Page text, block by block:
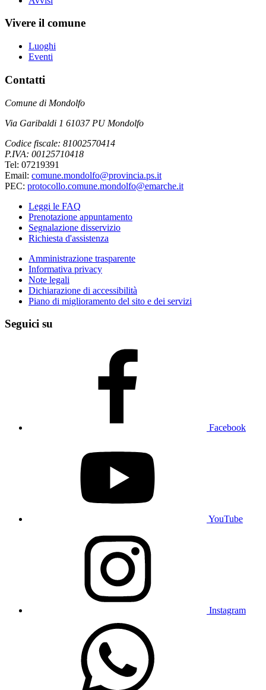
Vivere il comune
Luoghi
Eventi
Contatti
Comune di Mondolfo
Via Garibaldi 1 61037 PU Mondolfo
Codice fiscale: 81002570414
P.IVA: 00125710418
Tel: 07219391
Email: comune.mondolfo@provincia.ps.it
PEC: protocollo.comune.mondolfo@emarche.it
Leggi le FAQ
Prenotazione appuntamento
Segnalazione disservizio
Richiesta d'assistenza
Amministrazione trasparente
Informativa privacy
Note legali
Dichiarazione di accessibilità
Piano di miglioramento del sito e dei servizi
Seguici su
Facebook
YouTube
Instagram